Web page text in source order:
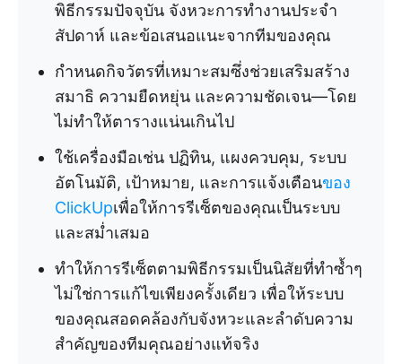
พิธีกรรมปัจจุบัน จังหวะการทำงานประจำ
สัปดาห์ และข้อเสนอแนะจากทีมของคุณ
กำหนดกิจวัตรที่เหมาะสมซึ่งช่วยเสริมสร้าง
สมาธิ ความยืดหยุ่น และความชัดเจน—โดย
ไม่ทำให้ตารางแน่นเกินไป
ใช้เครื่องมือเช่น ปฏิทิน, แผงควบคุม, ระบบ
อัตโนมัติ, เป้าหมาย, และการแจ้งเตือนของ
ClickUpเพื่อให้การรีเซ็ตของคุณเป็นระบบ
และสม่ำเสมอ
ทำให้การรีเซ็ตตามพิธีกรรมเป็นนิสัยที่ทำซ้ำๆ
ไม่ใช่การแก้ไขเพียงครั้งเดียว เพื่อให้ระบบ
ของคุณสอดคล้องกับจังหวะและลำดับความ
สำคัญของทีมคุณอย่างแท้จริง